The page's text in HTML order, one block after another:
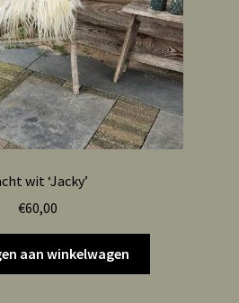
wit ‘Jacky’
€60,00
aan winkelwagen